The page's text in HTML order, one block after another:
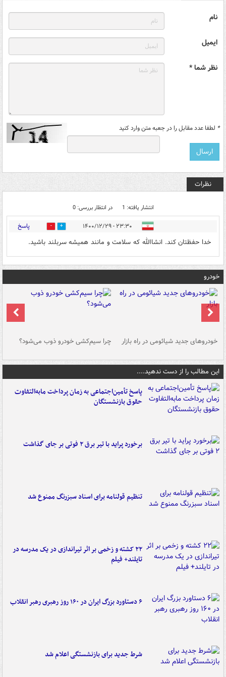
نام
ایمیل
نظر شما *
* لطفا عدد مقابل را در جعبه متن وارد کنید
نظرات
انتشار یافته: 1 در انتظار بررسی: 0
۲۳:۳۰ - ۱۴۰۰/۱۲/۲۹ 0 پاسخ
خدا حفظتان کند. انشاالله که سلامت و مانند همیشه سربلند باشید.
خودرو
خودروهای جدید شیائومی در راه بازار چرا سیم‌کشی خودرو ذوب می‌شود؟
این مطالب را از دست ندهید....
پاسخ تأمین‌اجتماعی به زمان پرداخت مابه‌التفاوت
حقوق بازنشستگان
برخورد پراید با تیر برق ۲ فوتی بر جای گذاشت
تنظیم قولنامه برای اسناد سبزرنگ ممنوع شد
۲۲ کشته و زخمی بر اثر تیراندازی در یک مدرسه در
تایلند+ فیلم
۶ دستاورد بزرگ ایران در ۱۶۰ روز رهبری رهبر انقلاب
شرط جدید برای بازنشستگی اعلام شد